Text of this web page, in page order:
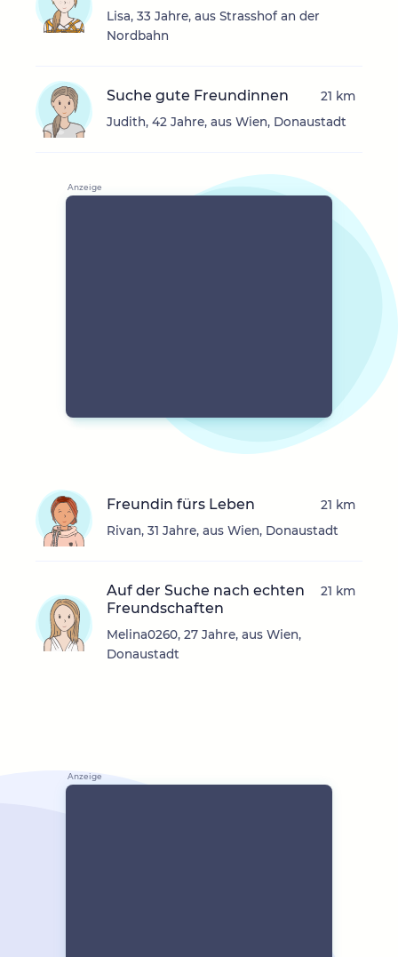
Lisa, 33 Jahre, aus Strasshof an der
Nordbahn
Suche gute Freundinnen
Judith, 42 Jahre, aus Wien, Donaustadt
21 km
Freundin fürs Leben
Rivan, 31 Jahre, aus Wien, Donaustadt
21 km
Auf der Suche nach echten
Freundschaften
Melina0260, 27 Jahre, aus Wien,
Donaustadt
21 km